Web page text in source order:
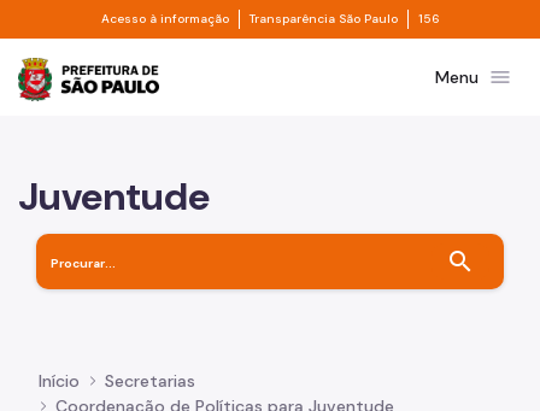
Pular para o Conteúdo principal
Acesso à informação Divisor de acesso à informação
Transparência São Paulo Divisor de
156
Prefeitura de São PauloMenu menu
Juventude
search
Início
Secretarias
Coordenação de Políticas para Juventude